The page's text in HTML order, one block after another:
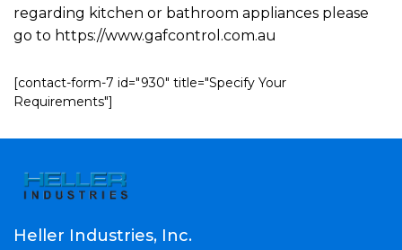
regarding kitchen or bathroom appliances please
go to https://www.gafcontrol.com.au
[contact-form-7 id="930" title="Specify Your
Requirements"]
Heller Industries, Inc.